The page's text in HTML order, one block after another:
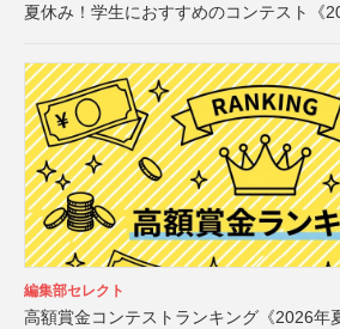
夏休み！学生におすすめのコンテスト《
編集部セレクト
高額賞金コンテストランキング《2026年